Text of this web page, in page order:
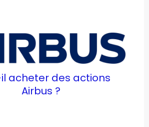
acheter des actions
Airbus ?